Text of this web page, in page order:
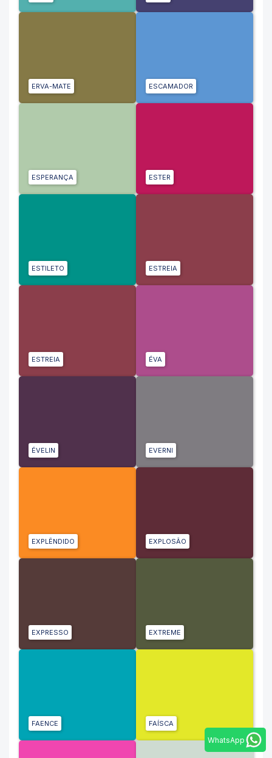
ERVA-MATE ESCAMADOR
ESPERANÇA ESTER
ESTILETO ESTREIA
ESTREIA ÉVA
ÉVELIN EVERNI
EXPLÊNDIDO EXPLOSÃO
EXPRESSO EXTREME
FAENCE FAÍSCA
WhatsApp